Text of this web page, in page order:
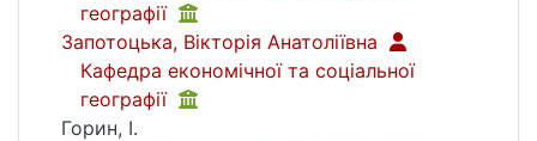
географії
Запотоцька, Вікторія Анатоліївна
Кафедра економічної та соціальної
географії
Горин, І.